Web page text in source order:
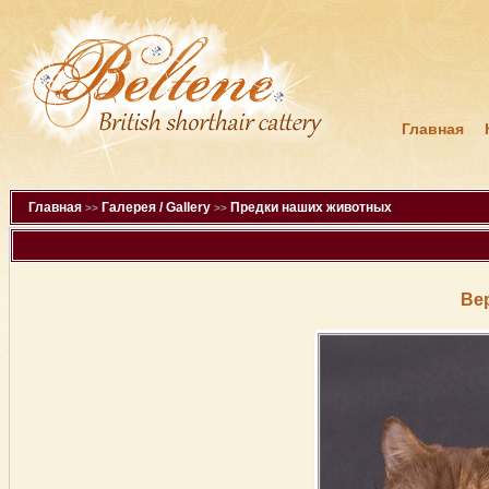
Главная
Главная >> Галерея / Gallery >> Предки наших животных